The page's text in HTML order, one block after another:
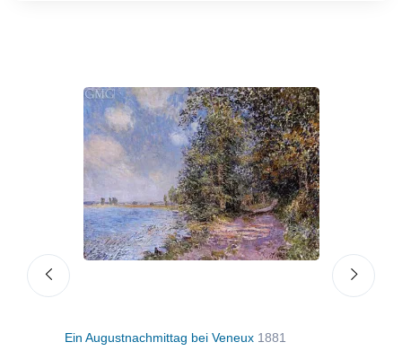
Ein Augustnachmittag bei Veneux 1881